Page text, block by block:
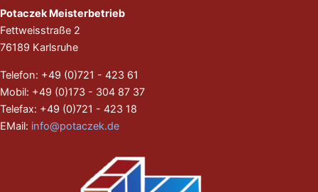
Potaczek Meisterbetrieb
Fettweisstraße 2
76189 Karlsruhe
Telefon: +49 (0)721 - 423 61
Mobil: +49 (0)173 - 304 87 37
Telefax: +49 (0)721 - 423 18
EMail: info@potaczek.de